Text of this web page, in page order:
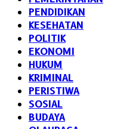
PENDIDIKAN
KESEHATAN
POLITIK
EKONOMI
HUKUM
KRIMINAL
PERISTIWA
SOSIAL
BUDAYA